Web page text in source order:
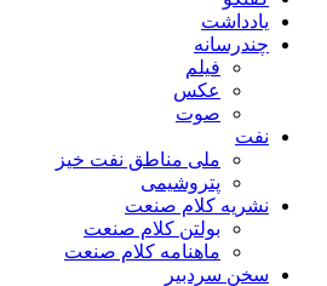
یادداشت
چندرسانه
فیلم
عکس
صوت
نفت
ملی مناطق نفت خیز
پتروشیمی
نشریه کلام صنعت
بولتن کلام صنعت
ماهنامه کلام صنعت
سخن سردبیر